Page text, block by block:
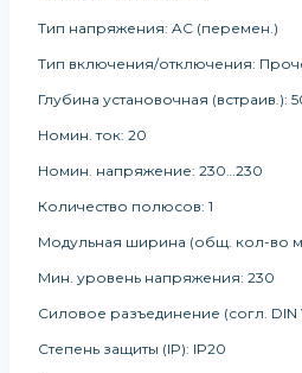
Тип напряжения: AC (перемен.)
Тип включения/отключения:
Глубина установочная (встраив.):
Номин. ток: 20
Номин. напряжение: 230…230
Количество полюсов: 1
Модульная ширина (общ. кол-во
Мин. уровень напряжения: 230
Силовое разъединение (согл. DIN
Степень защиты (IP): IP20